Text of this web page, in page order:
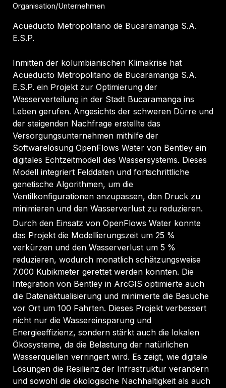
Organisation/Unternehmen
Acueducto Metropolitano de Bucaramanga S.A.
E.S.P.
Inmitten der kolumbianischen Klimakrise hat
Acueducto Metropolitano de Bucaramanga S.A.
E.S.P. ein Projekt zur Optimierung der
Wasserverteilung in der Stadt Bucaramanga ins
Leben gerufen. Angesichts der schweren Dürre und
der steigenden Nachfrage erstellte das
Versorgungsunternehmen mithilfe der
Softwarelösung OpenFlows Water von Bentley ein
digitales Echtzeitmodell des Wassersystems. Dieses
Modell integriert Felddaten und fortschrittliche
genetische Algorithmen, um die
Ventilkonfigurationen anzupassen, den Druck zu
minimieren und den Wasserverlust zu reduzieren.
Durch den Einsatz von OpenFlows Water konnte
das Projekt die Modellierungszeit um 25 %
verkürzen und den Wasserverlust um 5 %
reduzieren, wodurch monatlich schätzungsweise
7.000 Kubikmeter gerettet werden konnten. Die
Integration von Bentley in ArcGIS optimierte auch
die Datenaktualisierung und minimierte die Besuche
vor Ort um 100 Fahrten. Dieses Projekt verbessert
nicht nur die Wassereinsparung und
Energieeffizienz, sondern stärkt auch die lokalen
Ökosysteme, da die Belastung der natürlichen
Wasserquellen verringert wird. Es zeigt, wie digitale
Lösungen die Resilienz der Infrastruktur verändern
und sowohl die ökologische Nachhaltigkeit als auch